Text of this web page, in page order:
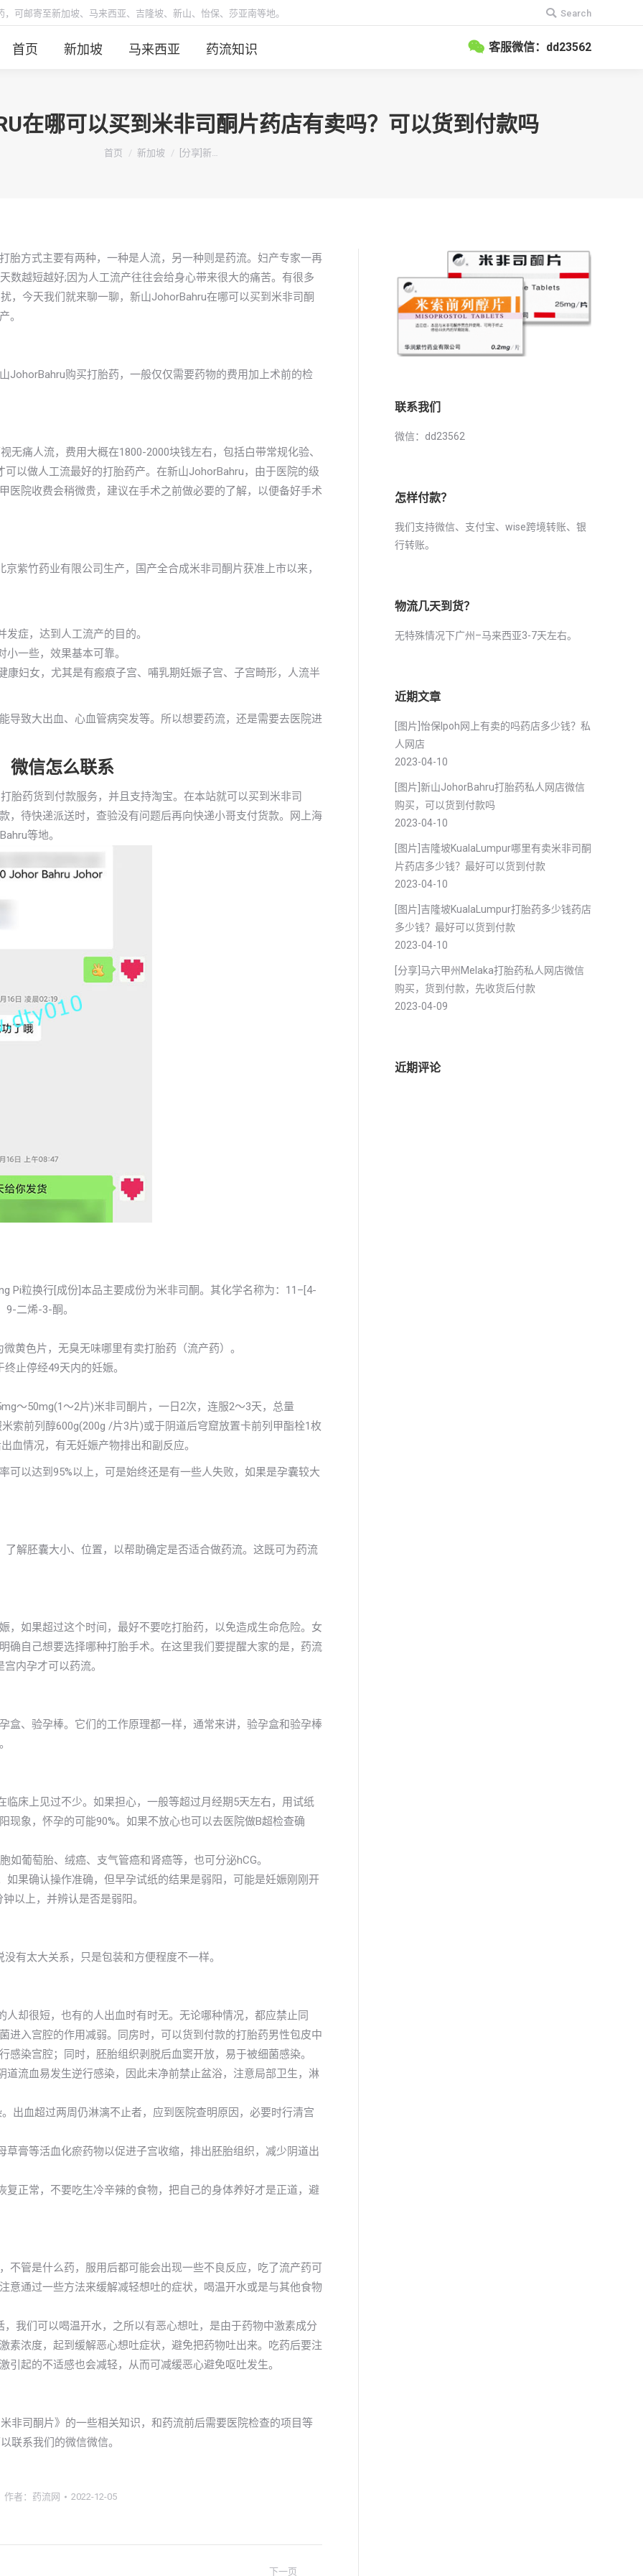
可邮寄至新加坡、马来西亚、吉隆坡、新山、怡保、莎亚南等地。
搜
索：
Search
首页 新加坡 马来西亚 药流知识 客服微信：dd23562
在哪可以买到米非司酮片药店有卖吗？可以货到付款吗
你在这里：
首页 新加坡 [分享]新…
胎方式主要有两种，一种是人流，另一种则是药流。妇产专家一再
数越短越好;因为人工流产往往会给身心带来很大的痛苦。有很多
，今天我们就来聊一聊，新山JohorBahru在哪可以买到米非司酮
。
JohorBahru购买打胎药，一般仅仅需要药物的费用加上术前的检
痛人流，费用大概在1800-2000块钱左右，包括白带常规化验、
以做人工流最好的打胎药产。在新山JohorBahru，由于医院的级
医院收费会稍微贵，建议在手术之前做必要的了解，以便备好手术
紫竹药业有限公司生产，国产全合成米非司酮片获准上市以来，
症，达到人工流产的目的。
一些，效果基本可靠。
妇女，尤其是有瘢痕子宫、哺乳期妊娠子宫、子宫畸形，人流半
导致大出血、心血管病突发等。所以想要药流，还是需要去医院进
微信怎么联系
胎药货到付款服务，并且支持淘宝。在本站就可以买到米非司
，待快递派送时，查验没有问题后再向快递小哥支付货款。网上海
等地。
Pi粒换行[成份]本品主要成份为米非司酮。其化学名称为：11–[4-
二烯-3-酮。
黄色片，无臭无味哪里有卖打胎药（流产药）。
止停经49天内的妊娠。
～50mg(1～2片)米非司酮片，一日2次，连服2～3天，总量
索前列醇600g(200g /片3片)或于阴道后穹窟放置卡前列甲酯栓1枚
血情况，有无妊娠产物排出和副反应。
以达到95%以上，可是始终还是有一些人失败，如果是孕囊较大
解胚囊大小、位置，以帮助确定是否适合做药流。这既可为药流
，如果超过这个时间，最好不要吃打胎药，以免造成生命危险。女
确自己想要选择哪种打胎手术。在这里我们要提醒大家的是，药流
内孕才可以药流。
盒、验孕棒。它们的工作原理都一样，通常来讲，验孕盒和验孕棒
床上见过不少。如果担心，一般等超过月经期5天左右，用试纸
象，怀孕的可能90%。如果不放心也可以去医院做B超检查确
葡萄胎、绒癌、支气管癌和肾癌等，也可分泌hCG。
果确认操作准确，但早孕试纸的结果是弱阳，可能是妊娠刚刚开
以上，并辨认是否是弱阳。
有太大关系，只是包装和方便程度不一样。
却很短，也有的人出血时有时无。无论哪种情况，都应禁止同
进入宫腔的作用减弱。同房时，可以货到付款的打胎药男性包皮中
染宫腔；同时，胚胎组织剥脱后血窦开放，易于被细菌感染。
流血易发生逆行感染，因此未净前禁止盆浴，注意局部卫生，淋
出血超过两周仍淋漓不止者，应到医院查明原因，必要时行清宫
膏等活血化瘀药物以促进子宫收缩，排出胚胎组织，减少阴道出
正常，不要吃生冷辛辣的食物，把自己的身体养好才是正道，避
不管是什么药，服用后都可能会出现一些不良反应，吃了流产药可
意通过一些方法来缓解减轻想吐的症状，喝温开水或是与其他食物
我们可以喝温开水，之所以有恶心想吐，是由于药物中激素成分
素浓度，起到缓解恶心想吐症状，避免把药物吐出来。吃药后要注
起的不适感也会减轻，从而可减缓恶心避免呕吐发生。
非司酮片》的一些相关知识，和药流前后需要医院检查的项目等
联系我们的微信微信。
作者： 药流网 2022-12-05
下一页
联系我们
微信：dd23562
怎样付款？
我们支持微信、支付宝、wise跨境转账、银
行转账。
物流几天到货？
无特殊情况下广州–马来西亚3-7天左右。
近期文章
[图片]怡保lpoh网上有卖的吗药店多少钱？私
人网店
2023-04-10
[图片]新山JohorBahru打胎药私人网店微信
购买，可以货到付款吗
2023-04-10
[图片]吉隆坡KualaLumpur哪里有卖米非司酮
片药店多少钱？最好可以货到付款
2023-04-10
[图片]吉隆坡KualaLumpur打胎药多少钱药店
多少钱？最好可以货到付款
2023-04-10
[分享]马六甲州Melaka打胎药私人网店微信
购买，货到付款，先收货后付款
2023-04-09
近期评论